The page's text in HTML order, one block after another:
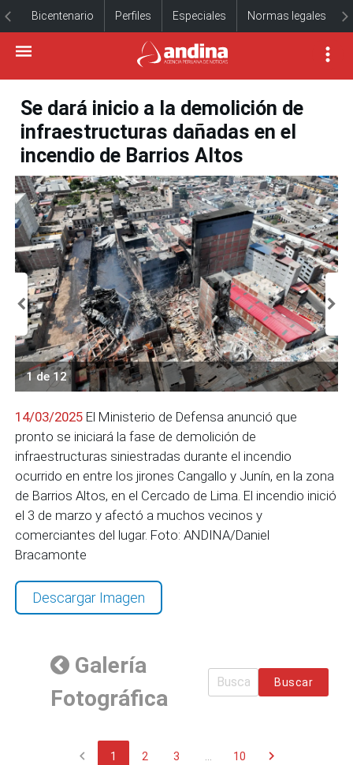
Bicentenario Perfiles Especiales Normas legales
Se dará inicio a la demolición de
infraestructuras dañadas en el
incendio de Barrios Altos
1 de 12
14/03/2025 El Ministerio de Defensa anunció que
pronto se iniciará la fase de demolición de
infraestructuras siniestradas durante el incendio
ocurrido en entre los jirones Cangallo y Junín, en la zona
de Barrios Altos, en el Cercado de Lima. El incendio inició
el 3 de marzo y afectó a muchos vecinos y
comerciantes del lugar. Foto: ANDINA/Daniel
Bracamonte
Descargar Imagen
Galería
Fotográfica
Buscar
chevron_left 1 2 3 10 chevron_right